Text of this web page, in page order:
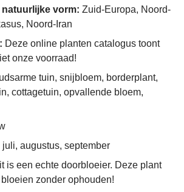
natuurlijke vorm: Zuid-Europa, Noord-
Noord-Iran
Deze online planten catalogus toont
onze voorraad!
tuin, snijbloem, borderplant,
cottagetuin, opvallende bloem,
juli, augustus, september
is een echte doorbloeier. Deze plant
zonder ophouden!